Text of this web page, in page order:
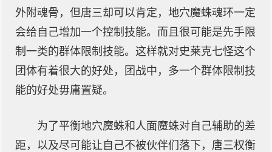
外附魂骨，但唐三却可以肯定，地穴魔蛛魂环一定
会给自己增加一个控制技能。而且很可能是先手限
制一类的群体限制技能。这样就对史莱克七怪这个
团体有着很大的好处，团战中，多一个群体限制技
能的好处毋庸置疑。
为了平衡地穴魔蛛和人面魔蛛对自己辅助的差
距，以及尽可能让自己不被伙伴们落下，唐三权衡